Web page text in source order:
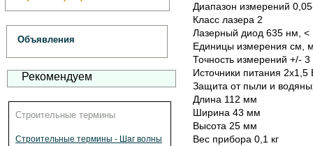
Объявления
Рекомендуем
Строительные термины
Строительные термины - Шаг волны
Диапазон измерений
Класс лазера 2
Лазерный диод 635 нм, <
Единицы измерения см,
Точность измерений +/-
Источники питания 2x1,5
Защита от пыли и
Длина 112 мм
Ширина 43 мм
Высота 25 мм
Вес прибора 0,1 кг